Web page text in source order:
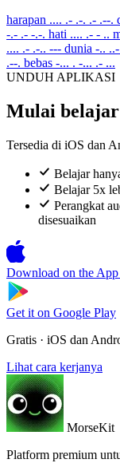
harapan .... .- .-. .- .--.
-.- .- -.-. hati .... .- - ..
.... .- .-.. --- dunia -..
.--. bebas -... . -... .- ...
UNDUH APLIKASI
Mulai
Tersedia di iOS dan
Belajar
Belajar 5x
Perangkat
disesuaikan
Download on the App
Get it on Google Play
Gratis · iOS dan
Lihat cara kerjanya
MorseKit
Platform premium